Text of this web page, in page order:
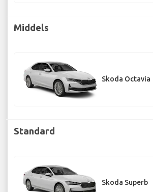
Middels
Skoda Octavia
Standard
Skoda Superb